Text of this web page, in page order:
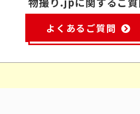
よくあるご質問